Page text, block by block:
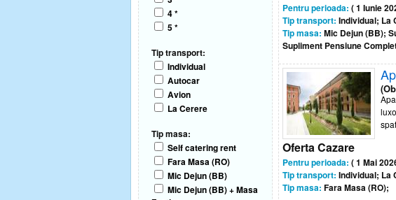
4 *
5 *
Tip transport:
Individual
Autocar
Avion
La Cerere
Tip masa:
Self catering rent
Fara Masa (RO)
Mic Dejun (BB)
Mic Dejun (BB) + Masa
Pentru perioada: ( 1 Iunie
Tip transport: Individual; La
Tip masa: Mic Dejun (BB);
Supliment Pensiune
Oferta Cazare
Pentru perioada: ( 1 Mai
Tip transport: Individual; La
Tip masa: Fara Masa (RO);